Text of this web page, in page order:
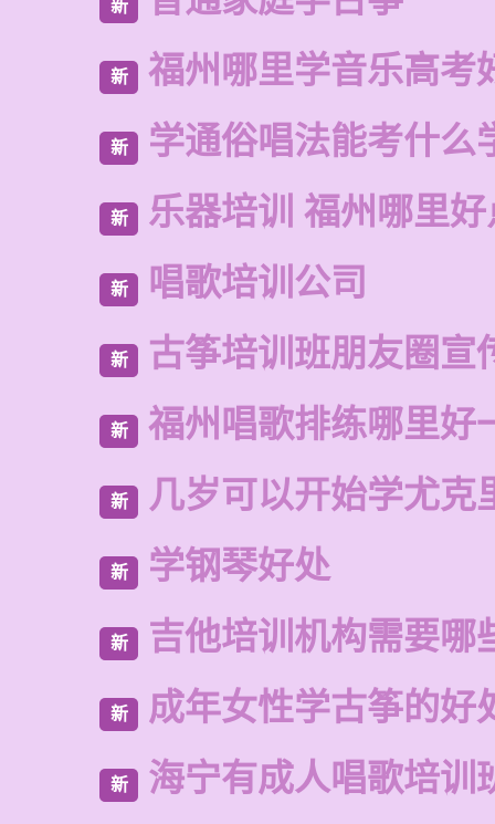
新
新 福州哪里学音乐高考
新 学通俗唱法能考什么
新 乐器培训 福州哪里
新 唱歌培训公司
新 古筝培训班朋友圈宣
新 福州唱歌排练哪里好
新 几岁可以开始学尤克
新 学钢琴好处
新 吉他培训机构需要哪
新 成年女性学古筝的好
新 海宁有成人唱歌培训